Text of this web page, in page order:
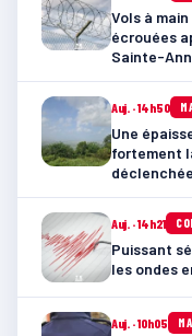
Vols à
écrouées
Sainte-
Auj. · 14h50
Une
fortement
déclenchée
Auj. · 14h21
Puissant
les ondes
Auj. · 10h05